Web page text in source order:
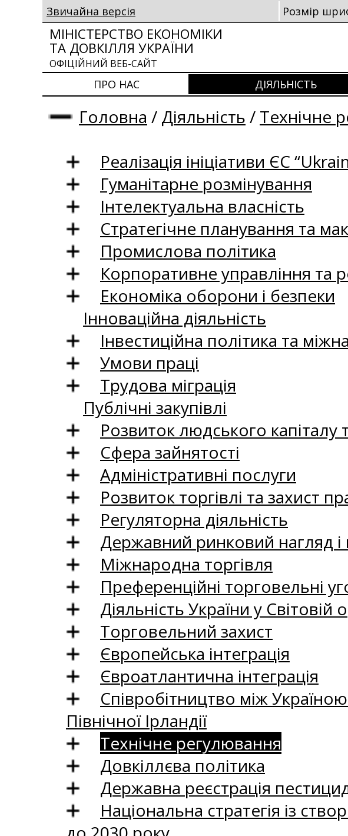
Звичайна версія Розмір
МІНІСТЕРСТВО ЕКОНОМІКИ
ТА ДОВКІЛЛЯ УКРАЇНИ
ОФІЦІЙНИЙ ВЕБ-САЙТ
ПРО НАС ДІЯЛЬНІСТЬ
Головна / Діяльність / Технічне
Реалізація ініціативи ЄС
Гуманітарне розмінування
Інтелектуальна власність
Стратегічне планування та
Промислова політика
Корпоративне управління та
Економіка оборони і безпеки
Інноваційна діяльність
Інвестиційна політика та
Умови праці
Трудова міграція
Публічні закупівлі
Розвиток людського капіталу
Сфера зайнятості
Адміністративні послуги
Розвиток торгівлі та захист
Регуляторна діяльність
Державний ринковий нагляд і
Міжнародна торгівля
Преференційні торговельні
Діяльність України у Світовій
Торговельний захист
Європейська інтеграція
Євроатлантична інтеграція
Співробітництво між
Північної Ірландії
Технічне регулювання
Довкіллєва політика
Державна реєстрація
Національна стратегія із